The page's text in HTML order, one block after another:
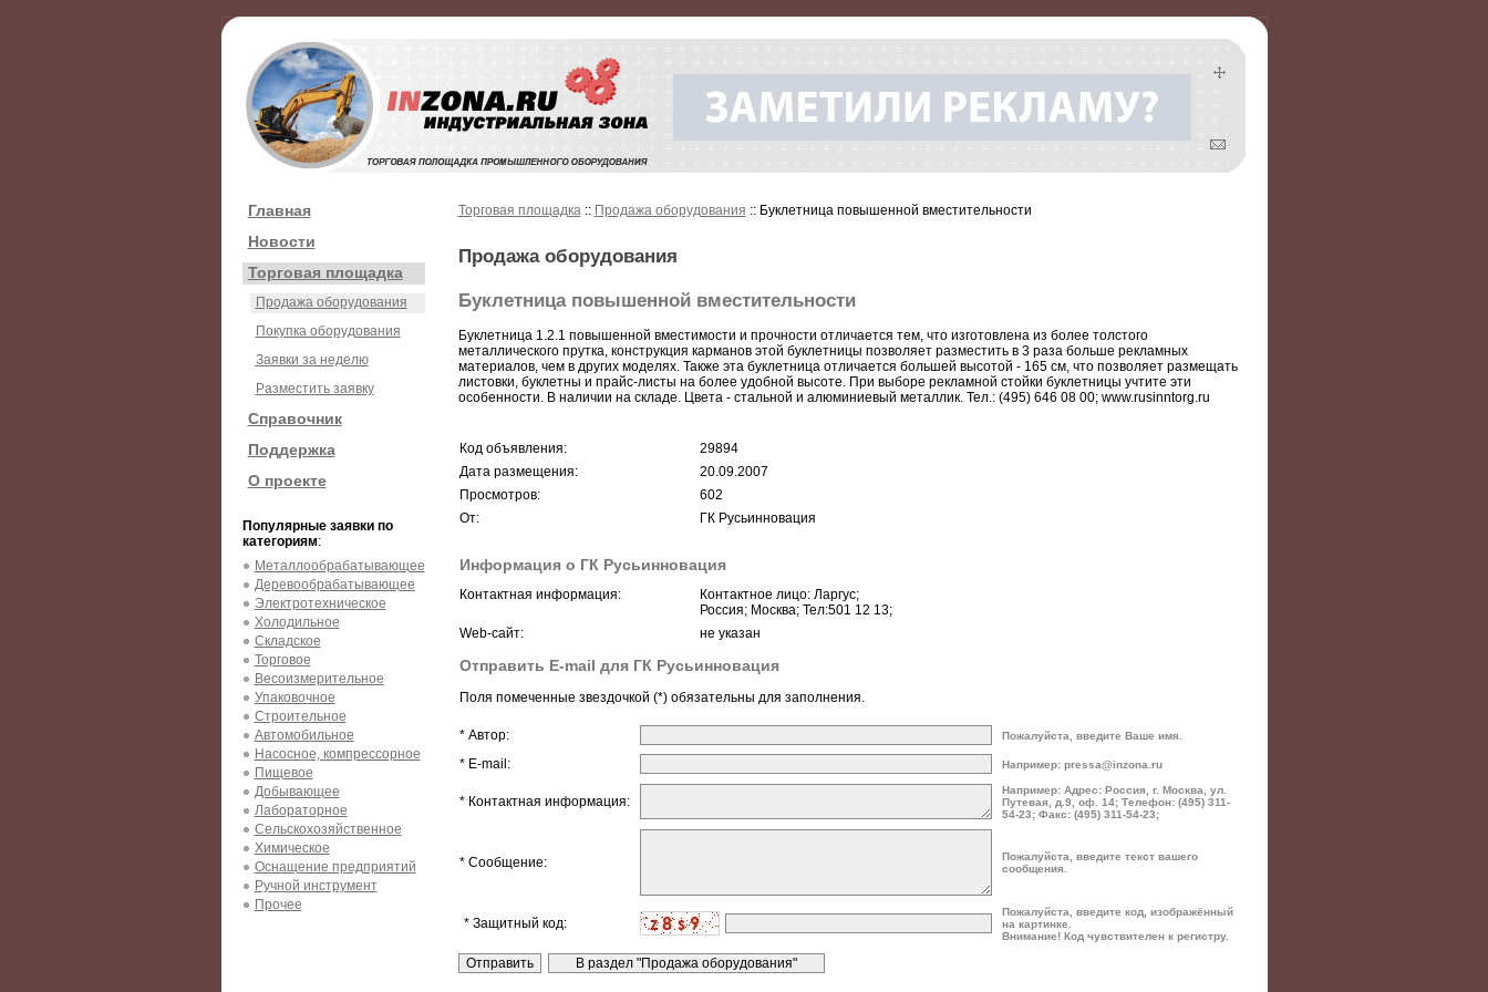
Главная
Новости
Торговая площадка
Продажа оборудования
Покупка оборудования
Заявки за неделю
Разместить заявку
Справочник
Поддержка
О проекте
Популярные заявки по
категориям:
Металлообрабатывающее
Деревообрабатывающее
Электротехническое
Холодильное
Складское
Торговое
Весоизмерительное
Упаковочное
Строительное
Автомобильное
Насосное, компрессорное
Пищевое
Добывающее
Лабораторное
Сельскохозяйственное
Химическое
Оснащение предприятий
Ручной инструмент
Прочее
Торговая площадка:: Продажа оборудования :: Буклетница повышенной вместительности
Продажа оборудования
Буклетница повышенной вместительности
Буклетница 1.2.1 повышенной вместимости и прочности отличается тем, что изготовлена из более толстого
металлического прутка, конструкция карманов этой буклетницы позволяет разместить в 3 раза больше рекламных
материалов, чем в других моделях. Также эта буклетница отличается большей высотой - 165 см, что позволяет размещать
листовки, буклетны и прайс-листы на более удобной высоте. При выборе рекламной стойки буклетницы учтите эти
особенности. В наличии на складе. Цвета - стальной и алюминиевый металлик. Тел.: (495) 646 08 00; www.rusinntorg.ru
Код объявления:
29894
Дата размещения:
20.09.2007
Просмотров:
602
От:
ГК Русьинновация
Информация о ГК Русьинновация
Контактная информация:
Контактное лицо: Ларгус;
Россия; Москва; Тел:501 12 13;
Web-сайт:
не указан
Отправить E-mail для ГК Русьинновация
Поля помеченные звездочкой (*) обязательны для заполнения.
* Автор: Пожалуйста, введите Ваше имя.
* E-mail: Например: pressa@inzona.ru
* Контактная информация:
Например: Адрес: Россия, г. Москва, ул.
Путевая, д.9, оф. 14; Телефон: (495) 311-
54-23; Факс: (495) 311-54-23;
* Сообщение:
Пожалуйста, введите текст вашего
сообщения.
* Защитный код:
Пожалуйста, введите код, изображённый
на картинке.
Внимание! Код чувствителен к регистру.